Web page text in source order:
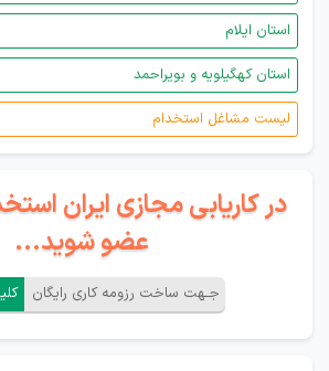
استان ایلام
استان کهگیلویه و بویراحمد
لیست مشاغل استخدام
در کاریابی مجازی ایران
عضو شوید...
جـهت ساخت رزومه کاری رایگان